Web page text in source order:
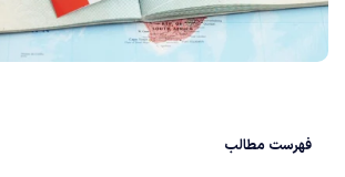
مطالب